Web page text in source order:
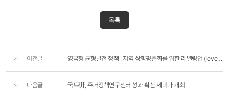
목록
이전글 영국형 균형발전 정책 : 지역 상향평준화를 위한 레벨링업 (levelling up) 정책의 주요 내용과 시사점
다음글 국토硏, 주거정책연구센터 성과 확산 세미나 개최